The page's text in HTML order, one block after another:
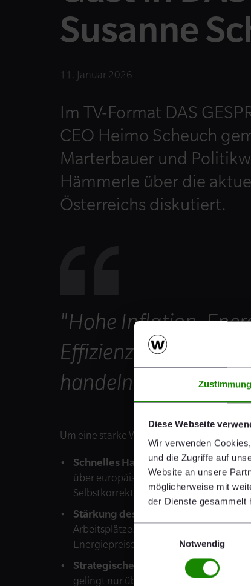
Zustimmung
Diese Webseite
Wir verwenden
und die Zugriffe auf
Website an unsere
möglicherweise mit
der Dienste gesammelt
Einwilligungsauswahl
Notwendig
Susanne
11. Januar 2026
Im TV-Format DAS
CEO Heimo Scheuch
Marterbauer und
Hämmerle über die
Österreichs diskutiert.
"Hohe Inflation,
Effizienz. Die
handeln und
Um eine starke Wirtschaft und eine
Schnelles Handeln gegen Inflation:
über europäischen Vergleichsländern.
Selbstkorrektur warten.
Stärkung des Industriestandorts
Arbeitsplätze. Internationale
Energiepreise und hohe Arbeitskosten.
Strategische, planbare
gelingt nur über langfristige Planung.